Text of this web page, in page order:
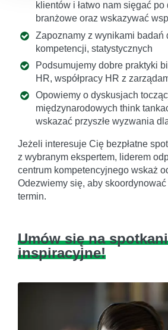
klientów i łatwo nam sięgać
branżowe oraz wskazywać
Zapoznamy z wynikami badań
kompetencji, statystycznych
Podsumujemy dobre praktyki
HR, współpracy HR z
Opowiemy o dyskusjach
międzynarodowych think
wskazać przyszłe wyzwania
Jeżeli interesuje Cię bezpłatne
z wybranym ekspertem, liderem
centrum kompetencyjnego wskaż
Odezwiemy się, aby skoordynować
termin.
Umów się na
inspiracyjne!